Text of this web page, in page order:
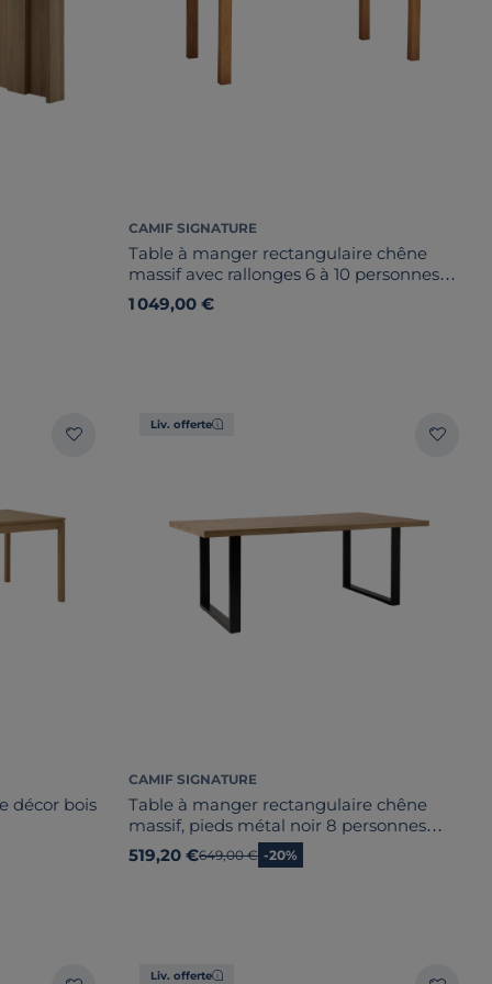
CAMIF SIGNATURE
Table à manger rectangulaire chêne
massif avec rallonges 6 à 10 personnes
Luminescence
1 049,00 €
décor bois
Liv. offerte
CAMIF SIGNATURE
Table à manger rectangulaire chêne
massif, pieds métal noir 8 personnes
Valencia
519,20 €Ancien prix
649,00 € -20%
Liv. offerte